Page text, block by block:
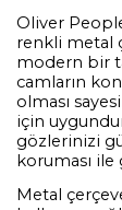
Oliver
renkli metal
modern bir
camların
olması
için
gözlerinizi
koruması ile
Metal